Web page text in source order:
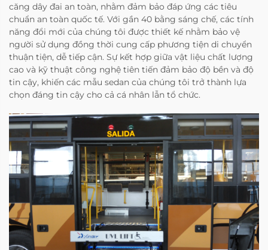
căng dây đai an toàn, nhằm đảm bảo đáp ứng các tiêu
chuẩn an toàn quốc tế. Với gần 40 bằng sáng chế, các tính
năng đổi mới của chúng tôi được thiết kế nhằm bảo vệ
người sử dụng đồng thời cung cấp phương tiện di chuyển
thuận tiện, dễ tiếp cận. Sự kết hợp giữa vật liệu chất lượng
cao và kỹ thuật công nghệ tiên tiến đảm bảo độ bền và độ
tin cậy, khiến các mẫu sedan của chúng tôi trở thành lựa
chọn đáng tin cậy cho cả cá nhân lẫn tổ chức.